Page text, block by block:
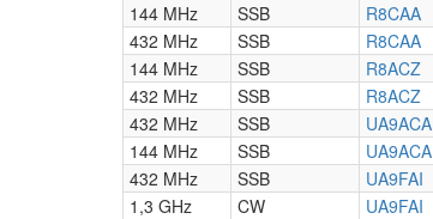
144 MHz
SSB R8CAA
432 MHz
SSB R8CAA
144 MHz
SSB R8ACZ
432 MHz
SSB R8ACZ
432 MHz
SSB UA9ACA
144 MHz
SSB UA9ACA
432 MHz
SSB UA9FAI
1,3 GHz
CW UA9FAI